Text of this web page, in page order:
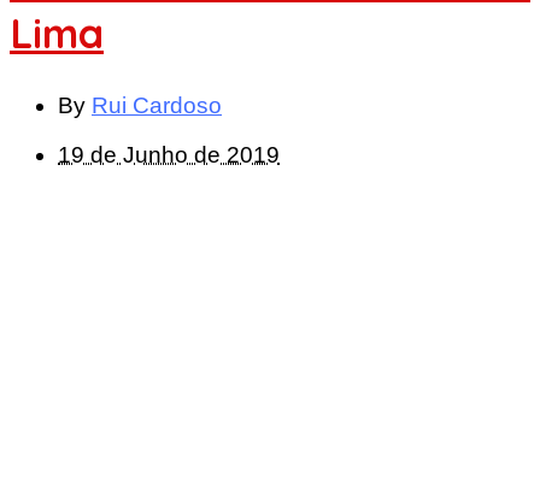
Lima
By Rui Cardoso
19 de Junho de 2019